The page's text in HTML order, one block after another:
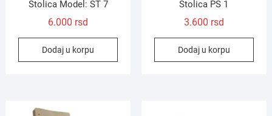
Stolica Model: ST 7
6.000 rsd
Dodaj u korpu
Stolica PS 1
3.600 rsd
Dodaj u korpu